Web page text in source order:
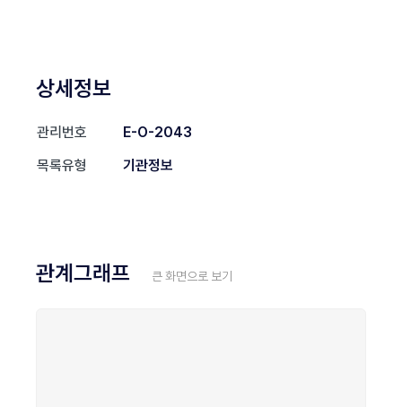
상세정보
관리번호
E-O-2043
목록유형
기관정보
관계그래프 큰 화면으로 보기